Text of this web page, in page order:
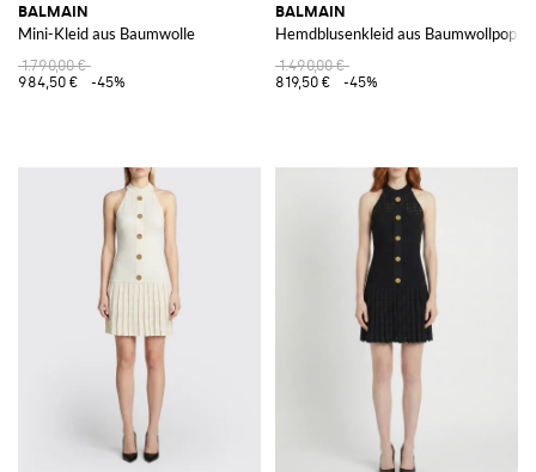
BALMAIN
Mini-Kleid aus Baumwolle
1.790,00 €
984,50 €
-45%
BALMAIN
Hemdblusenkleid aus
1.490,00 €
819,50 €
-45%